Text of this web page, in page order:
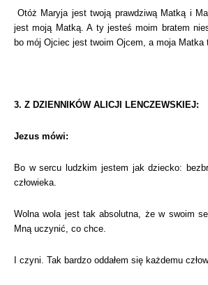
Otóż Maryja jest twoją prawdziwą Matką i
jest moją Matką. A ty jesteś moim bratem
bo mój Ojciec jest twoim Ojcem, a moja Matka
3. Z DZIENNIKÓW ALICJI LENCZEWSKIEJ:
Jezus mówi:
Bo w sercu ludzkim jestem jak dziecko:
człowieka.
Wolna wola jest tak absolutna, że w swoim
Mną uczynić, co chce.
I czyni. Tak bardzo oddałem się każdemu